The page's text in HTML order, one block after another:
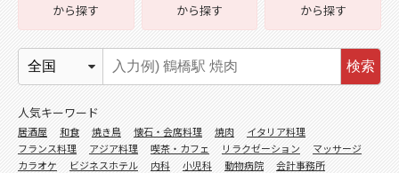
から探す
から探す
から探す
検索
人気キーワード
居酒屋 和食 焼き鳥 懐石・会席料理 焼肉
イタリア料理
フランス料理
アジア料理 喫茶・カフェ リラクゼーション
マッサージ
カラオケ
ビジネスホテル 内科 小児科 動物病院
会計事務所